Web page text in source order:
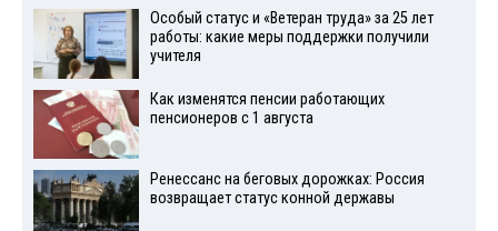
Особый статус и «Ветеран труда» за 25 лет
работы: какие меры поддержки получили
учителя
Как изменятся пенсии работающих
пенсионеров с 1 августа
Ренессанс на беговых дорожках: Россия
возвращает статус конной державы